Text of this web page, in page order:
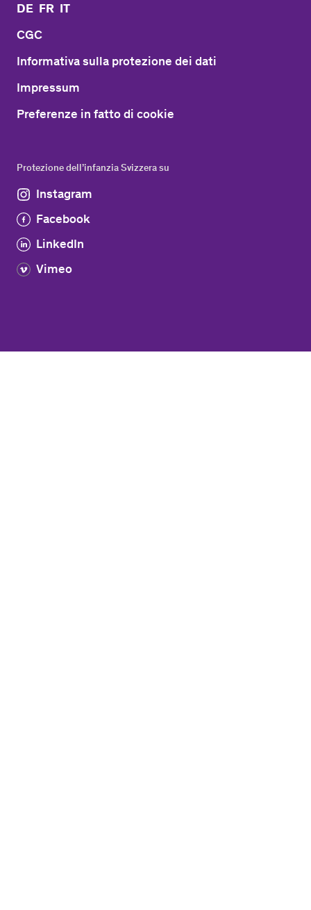
DE FR IT
CGC
Informativa sulla protezione dei dati
Impressum
Preferenze in fatto di cookie
Protezione dell’infanzia Svizzera su
Instagram
Facebook
LinkedIn
Vimeo